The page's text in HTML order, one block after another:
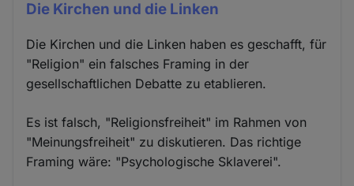
Die Kirchen und die Linken
Die Kirchen und die Linken haben es geschafft, für
"Religion" ein falsches Framing in der
gesellschaftlichen Debatte zu etablieren.
Es ist falsch, "Religionsfreiheit" im Rahmen von
"Meinungsfreiheit" zu diskutieren. Das richtige
Framing wäre: "Psychologische Sklaverei".